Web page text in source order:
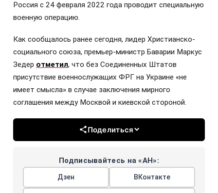
Россия с 24 февраля 2022 года проводит специальную
военную операцию.
Как сообщалось ранее сегодня, лидер Христианско-
социального союза, премьер-министр Баварии Маркус
Зедер отметил, что без Соединенных Штатов
присутствие военнослужащих ФРГ на Украине «не
имеет смысла» в случае заключения мирного
соглашения между Москвой и киевской стороной.
Поделиться
Подписывайтесь на «АН»:
Дзен ВКонтакте